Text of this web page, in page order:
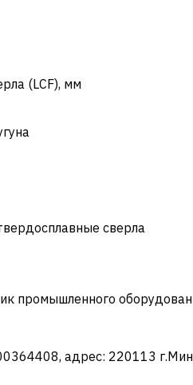
(LCF), мм
сверла
промышленного
адрес: 220113